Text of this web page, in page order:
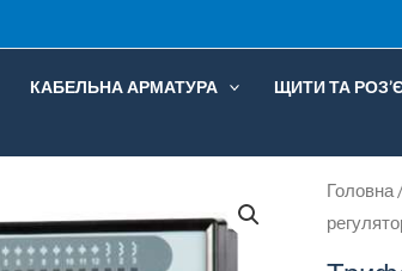
КАБЕЛЬНА АРМАТУРА
ЩИТИ ТА
Головна